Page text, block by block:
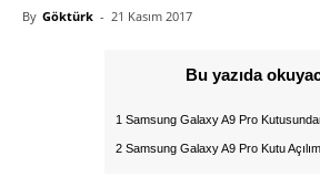
By Göktürk - 21 Kasım 2017
Bu yazıda
1 Samsung Galaxy A9 Pro
2 Samsung Galaxy A9 Pro Kutu